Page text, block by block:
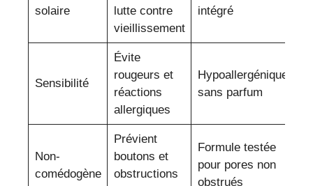
solaire
lutte contre
vieillissement
intégré
Sensibilité
Évite
rougeurs et
réactions
allergiques
Hypoallergénique,
sans parfum
Non-
comédogène
Prévient
boutons et
obstructions
Formule testée
pour pores non
obstrués